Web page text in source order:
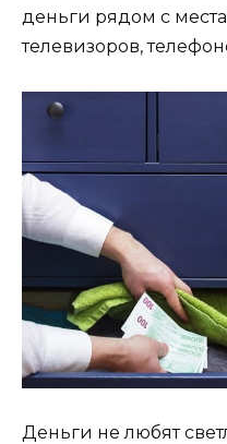
деньги рядом с
телевизоров,
Деньги не любят